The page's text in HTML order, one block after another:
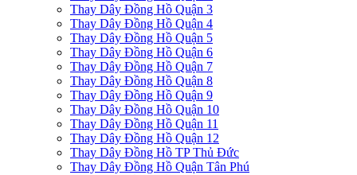
Thay Dây Đồng Hồ Quận 3
Thay Dây Đồng Hồ Quận 4
Thay Dây Đồng Hồ Quận 5
Thay Dây Đồng Hồ Quận 6
Thay Dây Đồng Hồ Quận 7
Thay Dây Đồng Hồ Quận 8
Thay Dây Đồng Hồ Quận 9
Thay Dây Đồng Hồ Quận 10
Thay Dây Đồng Hồ Quận 11
Thay Dây Đồng Hồ Quận 12
Thay Dây Đồng Hồ TP Thủ Đức
Thay Dây Đồng Hồ Quận Tân Phú